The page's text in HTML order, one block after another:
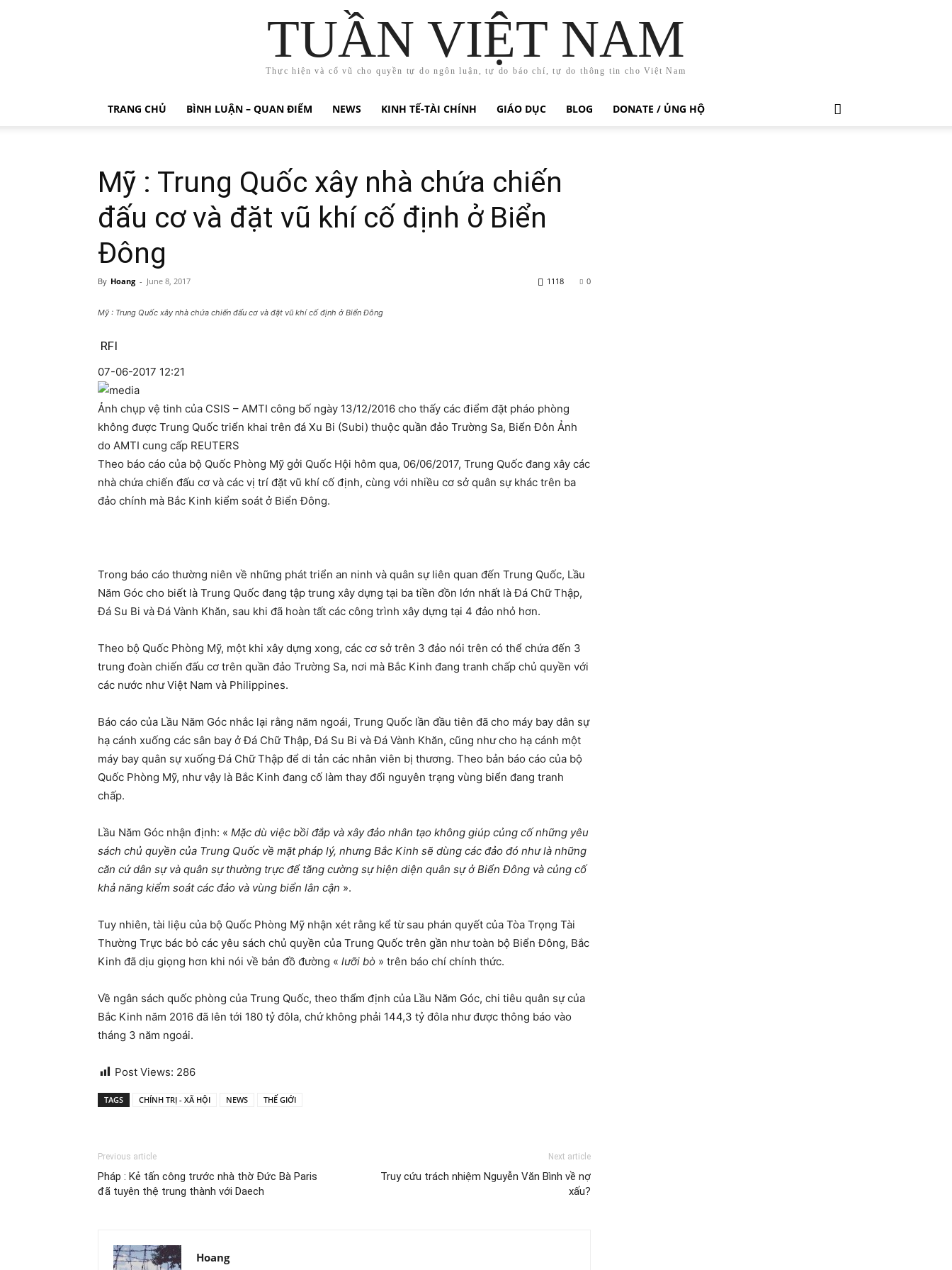
TUẦN VIỆT NAM
Thực hiện và cổ vũ cho quyền tự do ngôn luận, tự do báo chí, tự do thông tin cho Việt Nam
TRANG CHỦ BÌNH LUẬN – QUAN ĐIỂM NEWS KINH TẾ-TÀI CHÍNH GIÁO DỤC BLOG DONATE / ỦNG HỘ
Mỹ : Trung Quốc xây nhà chứa chiến
đấu cơ và đặt vũ khí cố định ở Biển
Đông
By Hoang - June 8, 2017 0
1118
Mỹ : Trung Quốc xây nhà chứa chiến đấu cơ và đặt vũ khí cố định ở Biển Đông
RFI
07-06-2017 12:21
Ảnh chụp vệ tinh của CSIS – AMTI công bố ngày 13/12/2016 cho thấy các điểm đặt pháo phòng
không được Trung Quốc triển khai trên đá Xu Bi (Subi) thuộc quần đảo Trường Sa, Biển Đôn Ảnh
do AMTI cung cấp REUTERS
Theo báo cáo của bộ Quốc Phòng Mỹ gởi Quốc Hội hôm qua, 06/06/2017, Trung Quốc đang xây các
nhà chứa chiến đấu cơ và các vị trí đặt vũ khí cố định, cùng với nhiều cơ sở quân sự khác trên ba
đảo chính mà Bắc Kinh kiểm soát ở Biển Đông.
Trong báo cáo thường niên về những phát triển an ninh và quân sự liên quan đến Trung Quốc, Lầu
Năm Góc cho biết là Trung Quốc đang tập trung xây dựng tại ba tiền đồn lớn nhất là Đá Chữ Thập,
Đá Su Bi và Đá Vành Khăn, sau khi đã hoàn tất các công trình xây dựng tại 4 đảo nhỏ hơn.
Theo bộ Quốc Phòng Mỹ, một khi xây dựng xong, các cơ sở trên 3 đảo nói trên có thể chứa đến 3
trung đoàn chiến đấu cơ trên quần đảo Trường Sa, nơi mà Bắc Kinh đang tranh chấp chủ quyền với
các nước như Việt Nam và Philippines.
Báo cáo của Lầu Năm Góc nhắc lại rằng năm ngoái, Trung Quốc lần đầu tiên đã cho máy bay dân sự
hạ cánh xuống các sân bay ở Đá Chữ Thập, Đá Su Bi và Đá Vành Khăn, cũng như cho hạ cánh một
máy bay quân sự xuống Đá Chữ Thập để di tản các nhân viên bị thương. Theo bản báo cáo của bộ
Quốc Phòng Mỹ, như vậy là Bắc Kinh đang cố làm thay đổi nguyên trạng vùng biển đang tranh
chấp.
Lầu Năm Góc nhận định: « Mặc dù việc bồi đắp và xây đảo nhân tạo không giúp củng cố những yêu
sách chủ quyền của Trung Quốc về mặt pháp lý, nhưng Bắc Kinh sẽ dùng các đảo đó như là những
căn cứ dân sự và quân sự thường trực để tăng cường sự hiện diện quân sự ở Biển Đông và củng cố
khả năng kiểm soát các đảo và vùng biển lân cận ».
Tuy nhiên, tài liệu của bộ Quốc Phòng Mỹ nhận xét rằng kể từ sau phán quyết của Tòa Trọng Tài
Thường Trực bác bỏ các yêu sách chủ quyền của Trung Quốc trên gần như toàn bộ Biển Đông, Bắc
Kinh đã dịu giọng hơn khi nói về bản đồ đường « lưỡi bò » trên báo chí chính thức.
Về ngân sách quốc phòng của Trung Quốc, theo thẩm định của Lầu Năm Góc, chi tiêu quân sự của
Bắc Kinh năm 2016 đã lên tới 180 tỷ đôla, chứ không phải 144,3 tỷ đôla như được thông báo vào
tháng 3 năm ngoái.
Post Views: 286
TAGS CHÍNH TRỊ - XÃ HỘI NEWS THẾ GIỚI
Previous article
Pháp : Kẻ tấn công trước nhà thờ Đức Bà Paris
đã tuyên thệ trung thành với Daech
Next article
Truy cứu trách nhiệm Nguyễn Văn Bình về nợ
xấu?
Hoang